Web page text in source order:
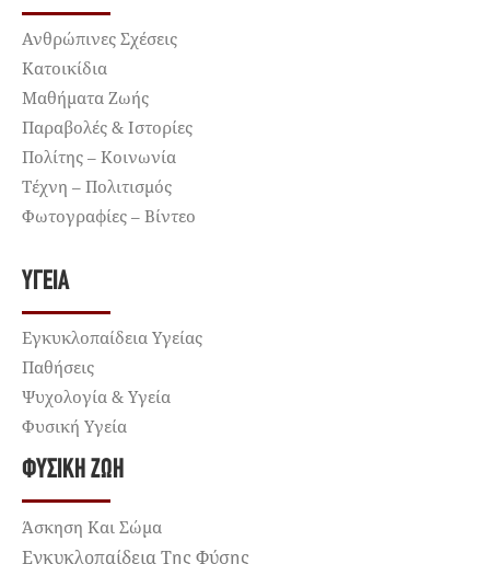
Ανθρώπινες Σχέσεις
Κατοικίδια
Μαθήματα Ζωής
Παραβολές & Ιστορίες
Πολίτης – Κοινωνία
Τέχνη – Πολιτισμός
Φωτογραφίες – Βίντεο
ΥΓΕΊΑ
Εγκυκλοπαίδεια Υγείας
Παθήσεις
Ψυχολογία & Υγεία
Φυσική Υγεία
ΦΥΣΙΚΉ ΖΩΉ
Άσκηση Και Σώμα
Εγκυκλοπαίδεια Της Φύσης